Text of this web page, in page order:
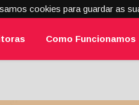
cookies para guardar as
Como Funcionamos